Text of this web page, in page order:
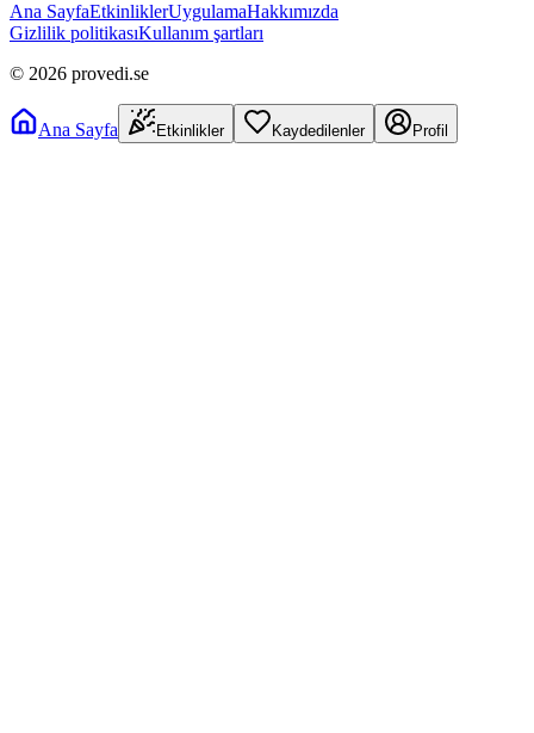
Ana SayfaEtkinliklerUygulamaHakkımızda
Gizlilik politikasıKullanım şartları
© 2026 provedi.se
Ana Sayfa Etkinlikler Kaydedilenler Profil